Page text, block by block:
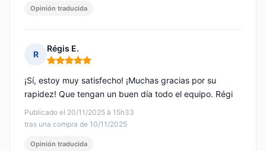
Opinión traducida
R
Régis E.
Nota: 5 de 5
Publicado el 20/11/2025 à 15h33
tras una compra de 10/11/2025
¡Sí, estoy muy satisfecho! ¡Muchas gracias por su
rapidez! Que tengan un buen día todo el equipo. Régi
Opinión traducida